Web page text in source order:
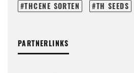
THCENE SORTEN
TH SEEDS
PARTNERLINKS